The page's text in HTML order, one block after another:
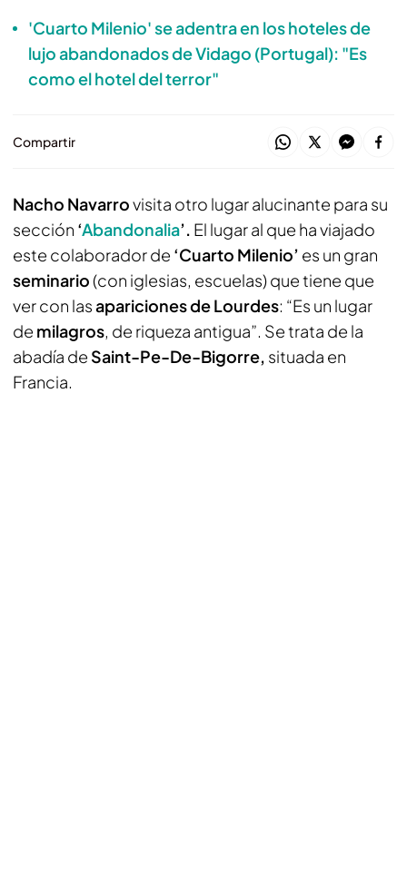
'Cuarto Milenio' se adentra en los hoteles de
lujo abandonados de Vidago (Portugal): "Es
como el hotel del terror"
Compartir
Nacho Navarrovisita otro lugar alucinante para su
sección ‘Abandonalia’. El lugar al que ha viajado
este colaborador de ‘Cuarto Milenio’ es un gran
seminario(con iglesias, escuelas) que tiene que
ver con lasapariciones de Lourdes: “Es un lugar
de milagros, de riqueza antigua”. Se trata de la
abadía de Saint-Pe-De-Bigorre, situada en
Francia.